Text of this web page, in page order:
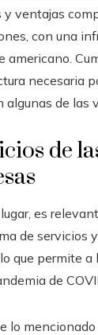
y ventajas
con una
americano.
necesaria
algunas de las
de
es
de servicios
que permite
de
lo